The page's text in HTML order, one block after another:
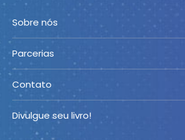
Sobre nós
Parcerias
Contato
Divulgue seu livro!